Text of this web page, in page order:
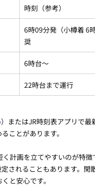
時刻（参考）
6時09分発（小樽着 6
奨
6時台〜
22時台まで運行
）またはJR時刻表アプリで
ことがあります。
計画を立てやすいのが特
されることもあります。閑
と安心です。